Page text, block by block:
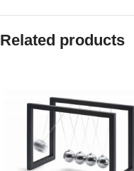
Related products